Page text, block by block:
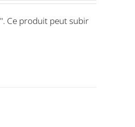
". Ce produit peut subir